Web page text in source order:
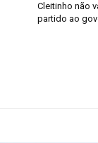
Cleitinho não
partido ao